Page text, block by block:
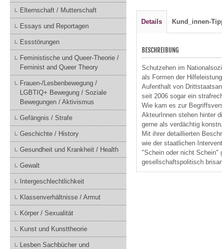
Elternschaft / Mutterschaft
Essays und Reportagen
Essstörungen
Feministische und Queer-Theorie /
Feminist and Queer Theory
Frauen-/Lesbenbewegung /
LGBTIQ+ Bewegung / Soziale
Bewegungen / Aktivismus
Gefängnis / Strafe
Geschichte / History
Gesundheit und Krankheit / Health
Gewalt
Intergeschlechtlichkeit
Klassenverhältnisse / Armut
Körper / Sexualität
Kunst und Kunsttheorie
Lesben Sachbücher und
Details Kund_innen-
BESCHREIBUNG
Schutzehen im
als Formen der
Aufenthalt von
seit 2006 sogar ein
Wie kam es zur
AkteurInnen stehen hinter
gerne als verdächtig
Mit ihrer detaillierten
wie der staatlichen
"Schein oder nicht Schein"
gesellschaftspolitisch